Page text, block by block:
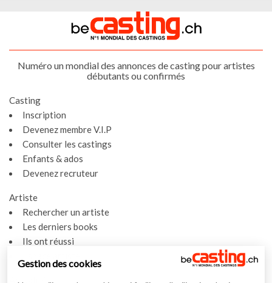
Numéro un mondial des annonces de casting pour artistes
débutants ou confirmés
Casting
Inscription
Devenez membre V.I.P
Consulter les castings
Enfants & ados
Devenez recruteur
Artiste
Rechercher un artiste
Les derniers books
Ils ont réussi
Actualités
Gestion des cookies